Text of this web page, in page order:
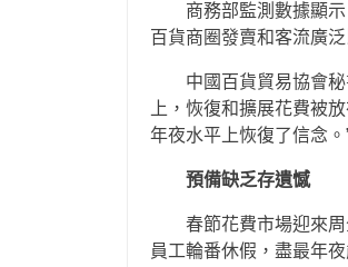
商務部監測數據顯
百貨商圈發賣和客流廣
中國百貨貿易協會
上，恢復和擴展花費被
年夜水平上恢復了信念。
預備缺乏存遺憾
春節花費市場迎來
員工輪番休假，盡最年